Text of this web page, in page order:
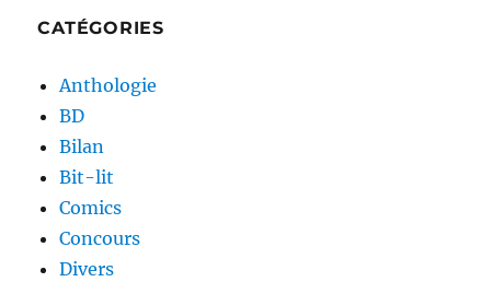
CATÉGORIES
Anthologie
BD
Bilan
Bit-lit
Comics
Concours
Divers